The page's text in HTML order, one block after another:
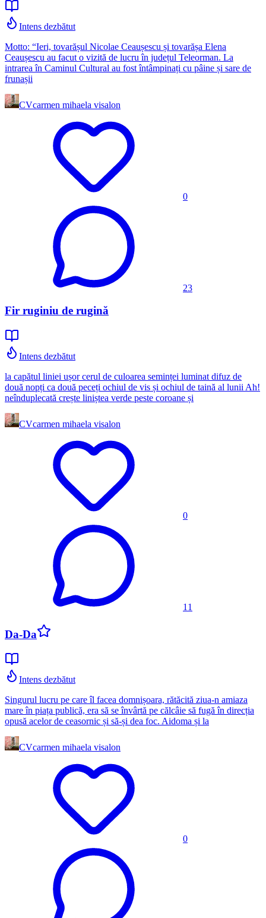
Intens dezbătut
Motto: “Ieri, tovarășul Nicolae Ceaușescu și tovarășa Elena
Ceaușescu au facut o vizită de lucru în județul Teleorman. La
intrarea în Caminul Cultural au fost întâmpinați cu pâine și sare de
frunașii
CVcarmen mihaela visalon
0
23
Fir ruginiu de rugină
Intens dezbătut
la capătul liniei ușor cerul de culoarea seminței luminat difuz de
două nopți ca două peceți ochiul de vis și ochiul de taină al lunii Ah!
neînduplecată crește liniștea verde peste coroane și
CVcarmen mihaela visalon
0
11
Da-Da
Intens dezbătut
Singurul lucru pe care îl facea domnișoara, rătăcită ziua-n amiaza
mare în piața publică, era să se învârtă pe călcâie să fugă în direcția
opusă acelor de ceasornic și să-și dea foc. Aidoma și la
CVcarmen mihaela visalon
0